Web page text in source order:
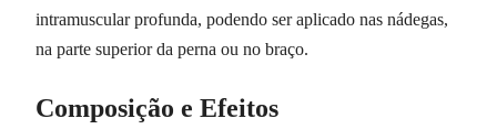
intramuscular profunda, podendo ser aplicado nas nádegas,
na parte superior da perna ou no braço.
Composição e Efeitos